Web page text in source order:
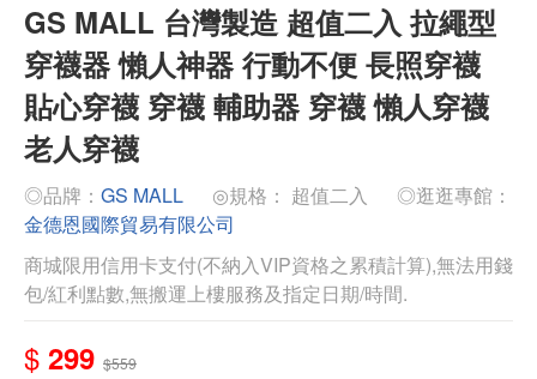
GS MALL 台灣製造 超值二入 拉繩型
穿襪器 懶人神器 行動不便 長照穿襪
貼心穿襪 穿襪 輔助器 穿襪 懶人穿襪
老人穿襪
◎品牌： GS MALL ◎規格： 超值二入
◎逛逛專館：
金德恩國際貿易有限公司
商城限用信用卡支付(不納入VIP資格之累積計算),無法用錢
包/紅利點數,無搬運上樓服務及指定日期/時間.
$ 299 $559